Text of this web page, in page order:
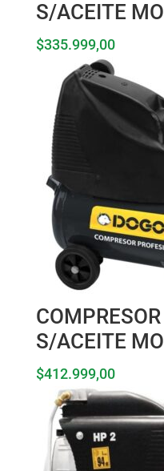
S/ACEITE
$335.999,00
S/ACEITE
$412.999,00